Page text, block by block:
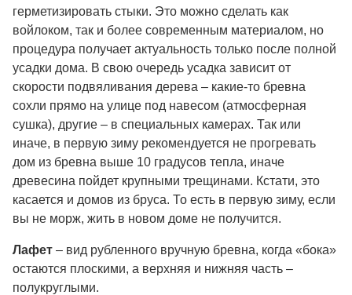
герметизировать стыки. Это можно сделать как
войлоком, так и более современным материалом, но
процедура получает актуальность только после полной
усадки дома. В свою очередь усадка зависит от
скорости подвяливания дерева – какие-то бревна
сохли прямо на улице под навесом (атмосферная
сушка), другие – в специальных камерах. Так или
иначе, в первую зиму рекомендуется не прогревать
дом из бревна выше 10 градусов тепла, иначе
древесина пойдет крупными трещинами. Кстати, это
касается и домов из бруса. То есть в первую зиму, если
вы не морж, жить в новом доме не получится.
Лафет – вид рубленного вручную бревна, когда «бока»
остаются плоскими, а верхняя и нижняя часть –
полукруглыми.